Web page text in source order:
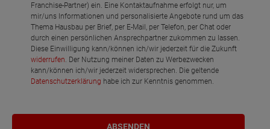
Franchise-Partner) ein. Eine Kontaktaufnahme erfolgt nur, um
mir/uns Informationen und personalisierte Angebote rund um das
Thema Hausbau per Brief, per E-Mail, per Telefon, per Chat oder
durch einen persönlichen Ansprechpartner zukommen zu lassen.
Diese Einwilligung kann/können ich/wir jederzeit für die Zukunft
widerrufen. Der Nutzung meiner Daten zu Werbezwecken
kann/können ich/wir jederzeit widersprechen. Die geltende
Datenschutzerklärung habe ich zur Kenntnis genommen.